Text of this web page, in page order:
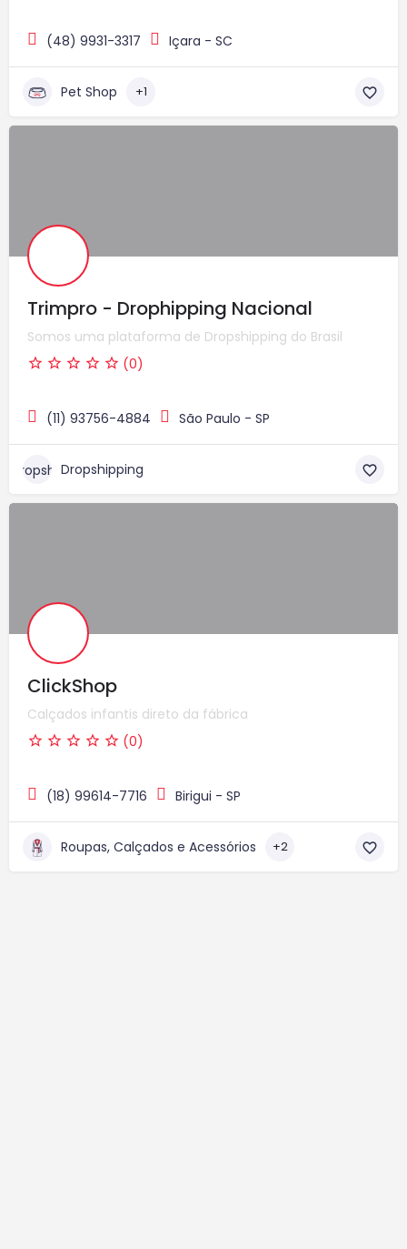
(48) 9931-3317 Içara - SC
Pet Shop +1
Trimpro - Drophipping Nacional
Somos uma plataforma de Dropshipping do Brasil
(0)
(11) 93756-4884 São Paulo - SP
Dropshipping
ClickShop
Calçados infantis direto da fábrica
(0)
(18) 99614-7716 Birigui - SP
Roupas, Calçados e Acessórios +2